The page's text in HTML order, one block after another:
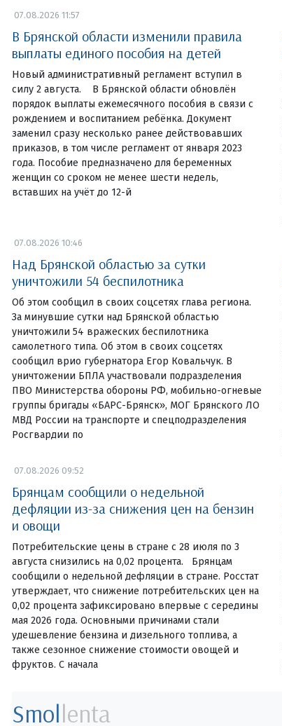
07.08.2026 11:57
В Брянской области изменили правила
выплаты единого пособия на детей
Новый административный регламент вступил в
силу 2 августа. В Брянской области обновлён
порядок выплаты ежемесячного пособия в связи с
рождением и воспитанием ребёнка. Документ
заменил сразу несколько ранее действовавших
приказов, в том числе регламент от января 2023
года. Пособие предназначено для беременных
женщин со сроком не менее шести недель,
вставших на учёт до 12-й
07.08.2026 10:46
Над Брянской областью за сутки
уничтожили 54 беспилотника
Об этом сообщил в своих соцсетях глава региона.
За минувшие сутки над Брянской областью
уничтожили 54 вражеских беспилотника
самолетного типа. Об этом в своих соцсетях
сообщил врио губернатора Егор Ковальчук. В
уничтожении БПЛА участвовали подразделения
ПВО Министерства обороны РФ, мобильно-огневые
группы бригады «БАРС-Брянск», МОГ Брянского ЛО
МВД России на транспорте и спецподразделения
Росгвардии по
07.08.2026 09:52
Брянцам сообщили о недельной
дефляции из-за снижения цен на бензин
и овощи
Потребительские цены в стране с 28 июля по 3
августа снизились на 0,02 процента. Брянцам
сообщили о недельной дефляции в стране. Росстат
утверждает, что снижение потребительских цен на
0,02 процента зафиксировано впервые с середины
мая 2026 года. Основными причинами стали
удешевление бензина и дизельного топлива, а
также сезонное снижение стоимости овощей и
фруктов. С начала
Smollenta